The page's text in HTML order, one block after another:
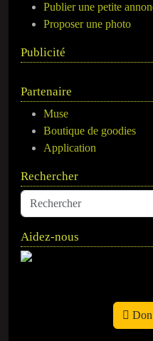
Publier une petite
Proposer une photo
Publicité
Partenaire
Muse
Boutique de goodies
Application
Rechercher
Aidez-nous